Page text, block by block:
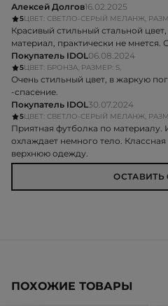
Алексей Долгов16.02.2025
5ЦВЕТ: СВЕТЛО-СЕРЫЙ МЕЛАНЖ,
Красивый стильный стальной
материал, практически не мнется.
Покупатель IDOL06.08.2024
5ЦВЕТ: БРОНЗА, РАЗМЕР: S,
Очень стильный цвет, в жаркую
-спасение.
Покупатель IDOL30.07.2024
5ЦВЕТ: СВЕТЛО-СЕРЫЙ МЕЛАНЖ,
Приятная футболка по материалу.
охлаждает немного тело.
верхнюю одежду.
ОСТАВИТЬ
ПОХОЖИЕ ТОВАРЫ